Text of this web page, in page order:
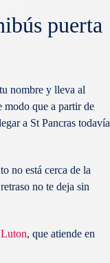
puerta
nombre y lleva al
modo que a partir de
a St Pancras todavía
no está cerca de la
no te deja sin
, que atiende en